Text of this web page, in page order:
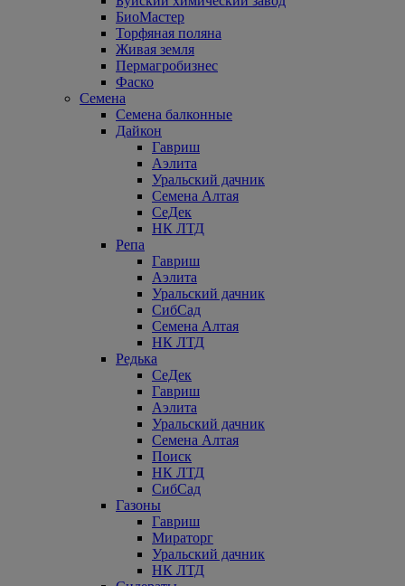
БиоМастер
Торфяная поляна
Живая земля
Пермагробизнес
Фаско
Семена
Семена балконные
Дайкон
Гавриш
Аэлита
Уральский дачник
Семена Алтая
СеДек
НК ЛТД
Репа
Гавриш
Аэлита
Уральский дачник
СибСад
Семена Алтая
НК ЛТД
Редька
СеДек
Гавриш
Аэлита
Уральский дачник
Семена Алтая
Поиск
НК ЛТД
СибСад
Газоны
Гавриш
Мираторг
Уральский дачник
НК ЛТД